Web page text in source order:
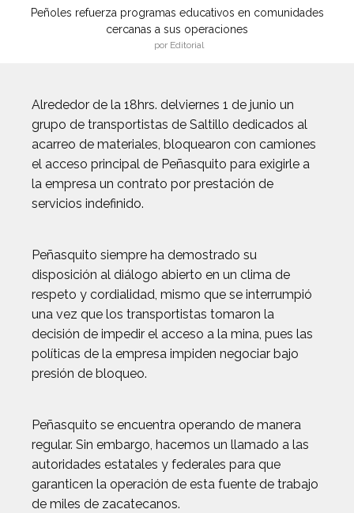
Peñoles refuerza programas educativos en comunidades
cercanas a sus operaciones
por Editorial
Alrededor de la 18hrs. delviernes 1 de junio un
grupo de transportistas de Saltillo dedicados al
acarreo de materiales, bloquearon con camiones
el acceso principal de Peñasquito para exigirle a
la empresa un contrato por prestación de
servicios indefinido.
Peñasquito siempre ha demostrado su
disposición al diálogo abierto en un clima de
respeto y cordialidad, mismo que se interrumpió
una vez que los transportistas tomaron la
decisión de impedir el acceso a la mina, pues las
políticas de la empresa impiden negociar bajo
presión de bloqueo.
Peñasquito se encuentra operando de manera
regular. Sin embargo, hacemos un llamado a las
autoridades estatales y federales para que
garanticen la operación de esta fuente de trabajo
de miles de zacatecanos.